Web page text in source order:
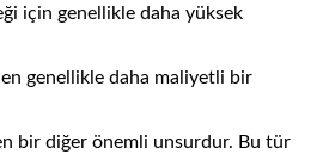
için genellikle daha yüksek
genellikle daha maliyetli bir
bir diğer önemli unsurdur. Bu tür